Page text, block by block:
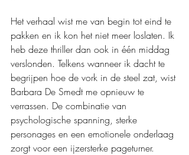
Het verhaal wist me van begin tot eind te
pakken en ik kon het niet meer loslaten. Ik
heb deze thriller dan ook in één middag
verslonden. Telkens wanneer ik dacht te
begrijpen hoe de vork in de steel zat, wist
Barbara De Smedt me opnieuw te
verrassen. De combinatie van
psychologische spanning, sterke
personages en een emotionele onderlaag
zorgt voor een ijzersterke pageturner.